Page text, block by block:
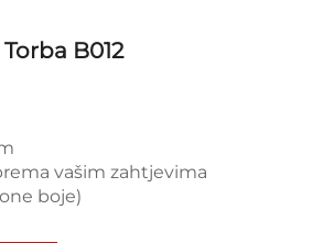
B012
vašim zahtjevima
boje)